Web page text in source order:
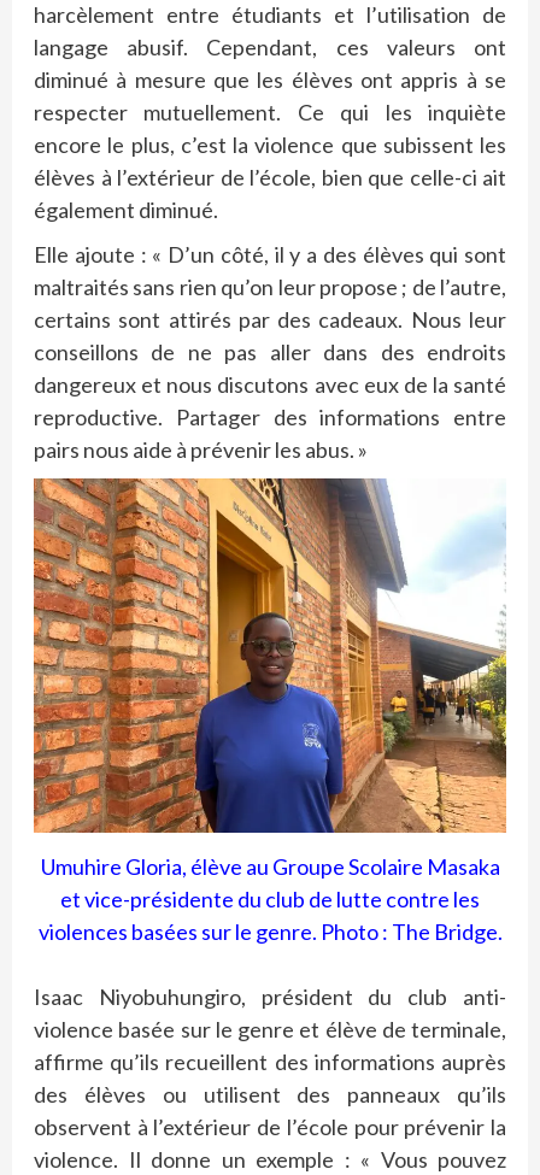
harcèlement entre étudiants et l’utilisation de
langage abusif. Cependant, ces valeurs ont
diminué à mesure que les élèves ont appris à se
respecter mutuellement. Ce qui les inquiète
encore le plus, c’est la violence que subissent les
élèves à l’extérieur de l’école, bien que celle-ci ait
également diminué.
Elle ajoute : « D’un côté, il y a des élèves qui sont
maltraités sans rien qu’on leur propose ; de l’autre,
certains sont attirés par des cadeaux. Nous leur
conseillons de ne pas aller dans des endroits
dangereux et nous discutons avec eux de la santé
reproductive. Partager des informations entre
pairs nous aide à prévenir les abus. »
Umuhire Gloria, élève au Groupe Scolaire Masaka
et vice-présidente du club de lutte contre les
violences basées sur le genre. Photo : The Bridge.
Isaac Niyobuhungiro, président du club anti-
violence basée sur le genre et élève de terminale,
affirme qu’ils recueillent des informations auprès
des élèves ou utilisent des panneaux qu’ils
observent à l’extérieur de l’école pour prévenir la
violence. Il donne un exemple : « Vous pouvez